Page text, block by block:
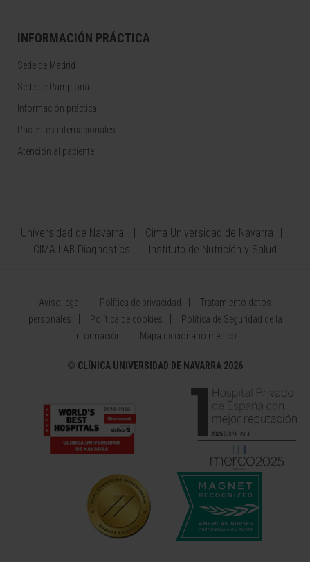
INFORMACIÓN PRÁCTICA
Sede de Madrid
Sede de Pamplona
Información práctica
Pacientes internacionales
Atención al paciente
Universidad de Navarra
Cima Universidad de Navarra
CIMA LAB Diagnostics
Instituto de Nutrición y Salud
Aviso legal Política de privacidad
Tratamiento datos
personales
Política de cookies
Política de Seguridad de la
Información
Mapa diccionario médico
© CLÍNICA UNIVERSIDAD DE NAVARRA 2026